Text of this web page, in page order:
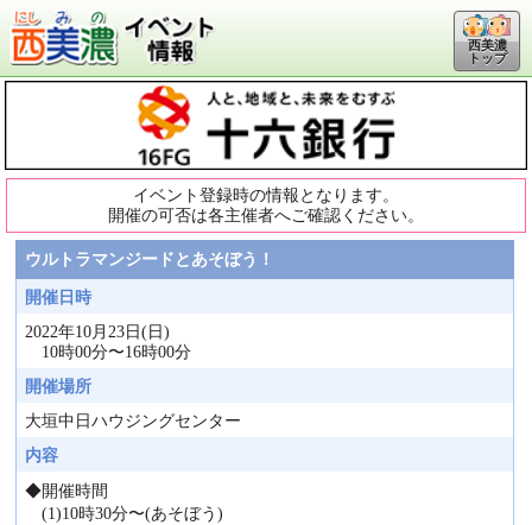
西美濃
トップ
イベント登録時の情報となります。
開催の可否は各主催者へご確認ください。
ウルトラマンジードとあそぼう！
開催日時
2022年10月23日(日)
10時00分〜16時00分
開催場所
大垣中日ハウジングセンター
内容
◆開催時間
(1)10時30分〜(あそぼう)